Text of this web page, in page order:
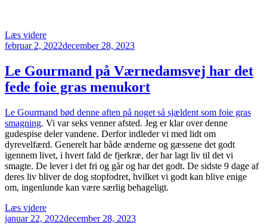
Læs videre“Trois
Cochons.
små
franske
på
Værnedamsvej”
Udgivet
februar 2, 2022december 28, 2023
Le Gourmand på Værnedamsvej har det
fede foie gras menukort
Le Gourmand bød denne aften på noget så sjældent som foie gras
smagning. Vi var seks venner afsted. Jeg er klar over denne
gudespise deler vandene. Derfor indleder vi med lidt om
dyrevelfærd. Generelt har både ænderne og gæssene det godt
igennem livet, i hvert fald de fjerkræ, der har lagt liv til det vi
smagte. De lever i det fri og går og har det godt. De sidste 9 dage af
deres liv bliver de dog stopfodret, hvilket vi godt kan blive enige
om, ingenlunde kan være særlig behageligt.
Læs videre“Le
Gourmand
Udgivet
januar 22, 2022december 28, 2023